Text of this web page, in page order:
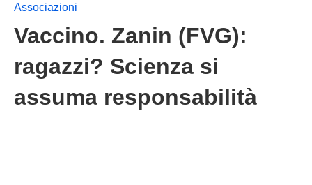
Associazioni
Vaccino. Zanin (FVG):
ragazzi? Scienza si
assuma responsabilità